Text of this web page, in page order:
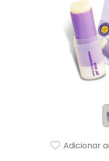
Adicionar